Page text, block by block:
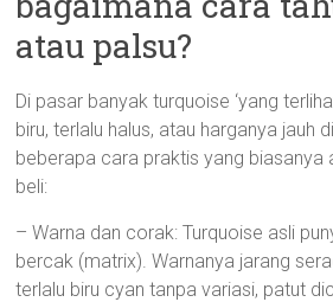
atau palsu?
Di pasar banyak turquoise ‘yang
biru, terlalu halus, atau harganya jauh
beberapa cara praktis yang biasanya
beli:
– Warna dan corak: Turquoise asli
bercak (matrix). Warnanya jarang
terlalu biru cyan tanpa variasi, patut